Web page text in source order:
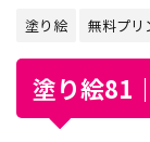
塗り絵 無料プリ
塗り絵81